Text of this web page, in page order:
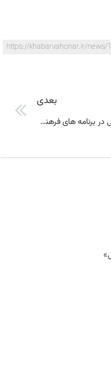
https://khabarvahonar.ir/news/
بعدی
مشارکت مردم بشرویه و منطقه خراسان جنوبی در برنامه های فرهنگی و هنری، کم نظیر است